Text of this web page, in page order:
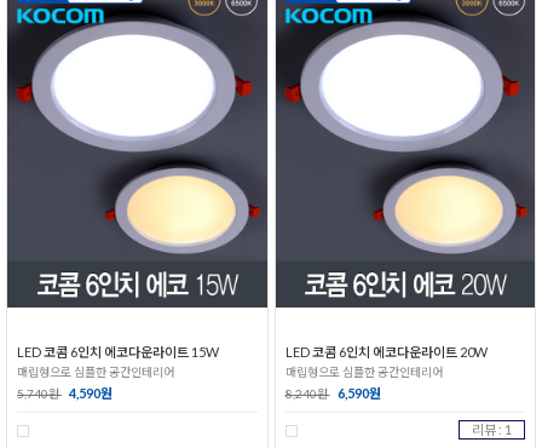
LED 코콤 6인치 에코다운라이트 15W
매립형으로 심플한 공간인테리어
5,740원 4,590원
LED 코콤 6인치 에코다운라이트 20W
매립형으로 심플한 공간인테리어
8,240원 6,590원
리뷰 : 1